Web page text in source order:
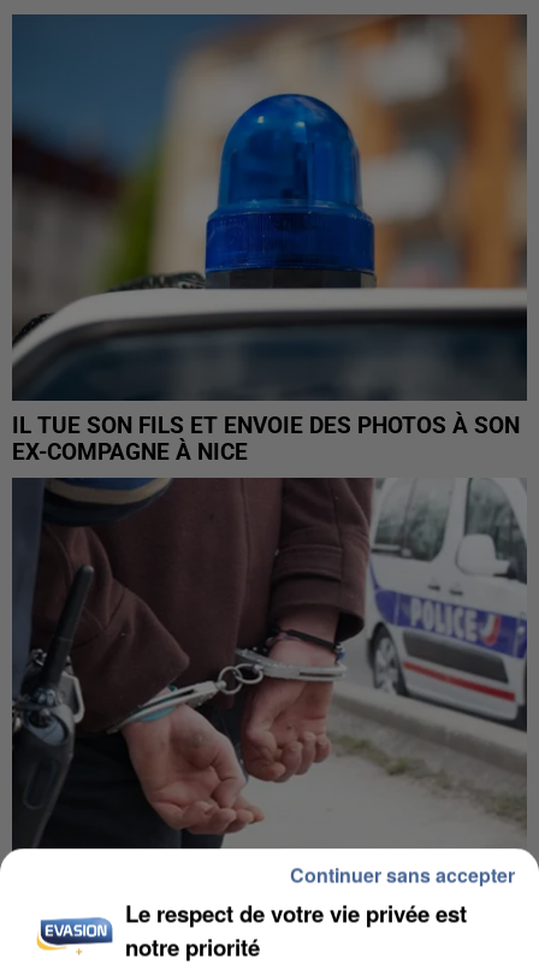
IL TUE SON FILS ET ENVOIE DES PHOTOS À SON
EX-COMPAGNE À NICE
L’UN DES FONDATEURS SUPPOSÉS DE LA DZ
MAFIA INTERPELLÉ EN ALGÉRIE
Le respect de votre vie privée est
notre priorité
Continuer sans accepter